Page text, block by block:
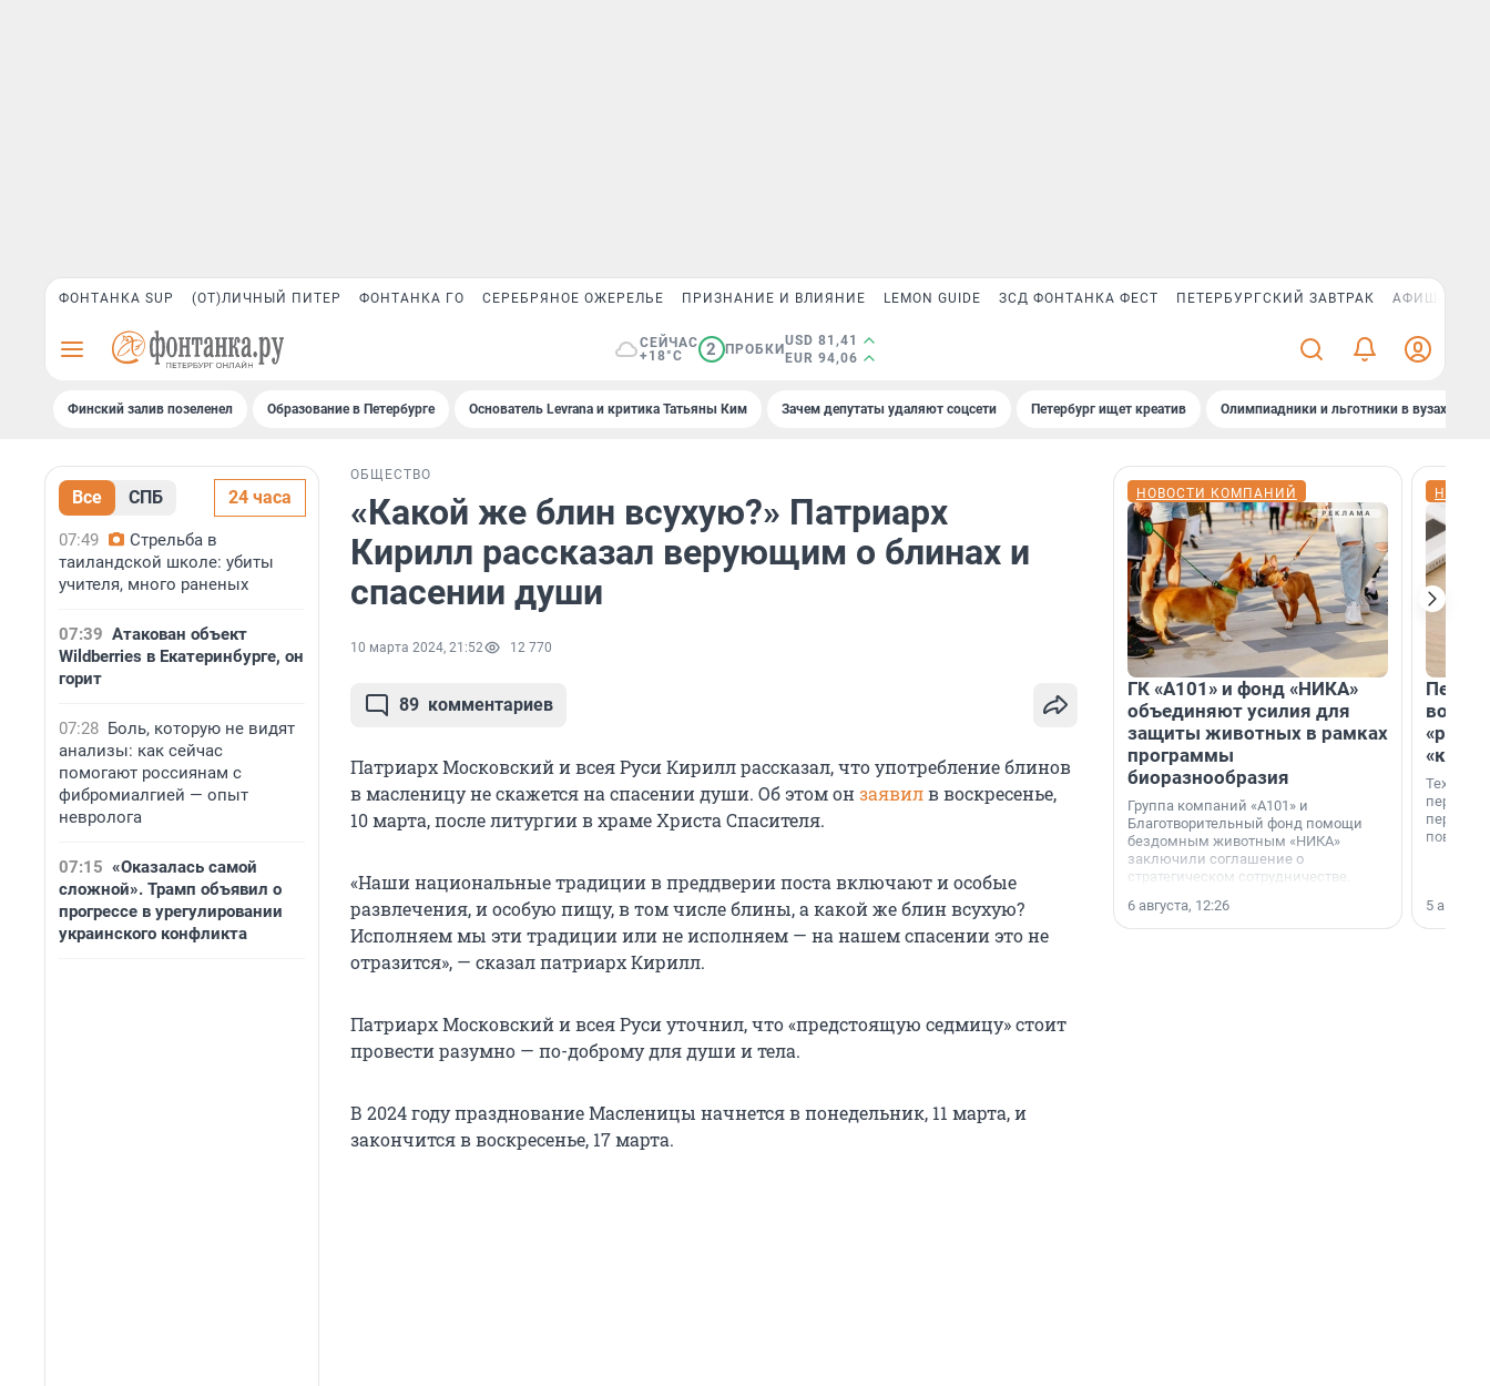
ФОНТАНКА SUP (ОТ)ЛИЧНЫЙ ПИТЕР ФОНТАНКА ГО СЕРЕБРЯНОЕ ОЖЕРЕЛЬЕ ПРИЗНАНИЕ И ВЛИЯНИЕ LEMON GUIDE ЗСД ФОНТАНКА ФЕСТ ПЕТЕРБУРГСКИЙ ЗАВТРАК АФИША PLUS
СЕЙЧАС
+18°C
2 ПРОБКИ
USD 81,41
EUR 94,06
Финский залив позеленел Образование в Петербурге Основатель Levrana и критика Татьяны Ким Зачем депутаты удаляют соцсети Петербург ищет креатив Олимпиадники и льготники в вузах СПб
Все СПБ 24 часа
07:49
Стрельба в
таиландской школе: убиты
учителя, много раненых
07:39 Атакован объект
Wildberries в Екатеринбурге, он
горит
07:28 Боль, которую не видят
анализы: как сейчас
помогают россиянам с
фибромиалгией — опыт
невролога
07:15 «Оказалась самой
сложной». Трамп объявил о
прогрессе в урегулировании
украинского конфликта
ОБЩЕСТВО
«Какой же блин всухую?» Патриарх
Кирилл рассказал верующим о блинах и
спасении души
10 марта 2024, 21:52 12 770
89 комментариев
Патриарх Московский и всея Руси Кирилл рассказал, что употребление блинов
в масленицу не скажется на спасении души. Об этом онзаявилв воскресенье,
10 марта, после литургии в храме Христа Спасителя.
«Наши национальные традиции в преддверии поста включают и особые
развлечения, и особую пищу, в том числе блины, а какой же блин всухую?
Исполняем мы эти традиции или не исполняем — на нашем спасении это не
отразится», — сказал патриарх Кирилл.
Патриарх Московский и всея Руси уточнил, что «предстоящую седмицу» стоит
провести разумно — по-доброму для души и тела.
В 2024 году празднование Масленицы начнется в понедельник, 11 марта, и
закончится в воскресенье, 17 марта.
НОВОСТИ КОМПАНИЙ
ГК «А101» и фонд «НИКА»
объединяют усилия для
защиты животных в рамках
программы
биоразнообразия
Группа компаний «А101» и
Благотворительный фонд помощи
бездомным животным «НИКА»
заключили соглашение о
стратегическом сотрудничестве.
6 августа, 12:26
5